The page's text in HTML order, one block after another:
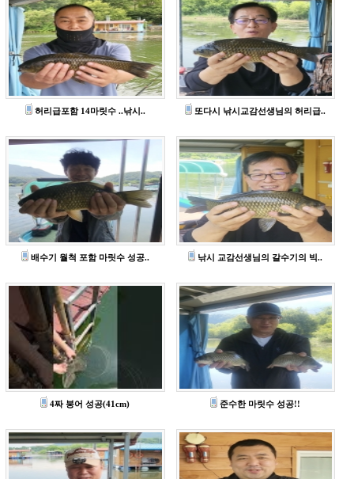
허리급포함 14마릿수 ..낚시.. 또다시 낚시교감선생님의 허리급..
배수기 월척 포함 마릿수 성공.. 낚시 교감선생님의 갈수기의 빅..
4짜 붕어 성공(41cm) 준수한 마릿수 성공!!